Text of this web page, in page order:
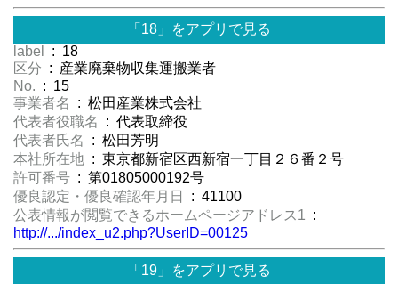
「18」をアプリで見る
label
: 18
区分 : 産業廃棄物収集運搬業者
No. : 15
事業者名
: 松田産業株式会社
代表者役職名
: 代表取締役
代表者氏名
: 松田芳明
本社所在地 : 東京都新宿区西新宿一丁目２６番２号
許可番号 : 第01805000192号
優良認定・優良確認年月日
: 41100
公表情報が閲覧できるホームページアドレス1 :
http://.../index_u2.php?UserID=00125
「19」をアプリで見る